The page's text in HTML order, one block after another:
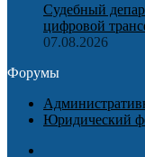
Судебный
цифровой
07.08.2026
Форумы
Юридический